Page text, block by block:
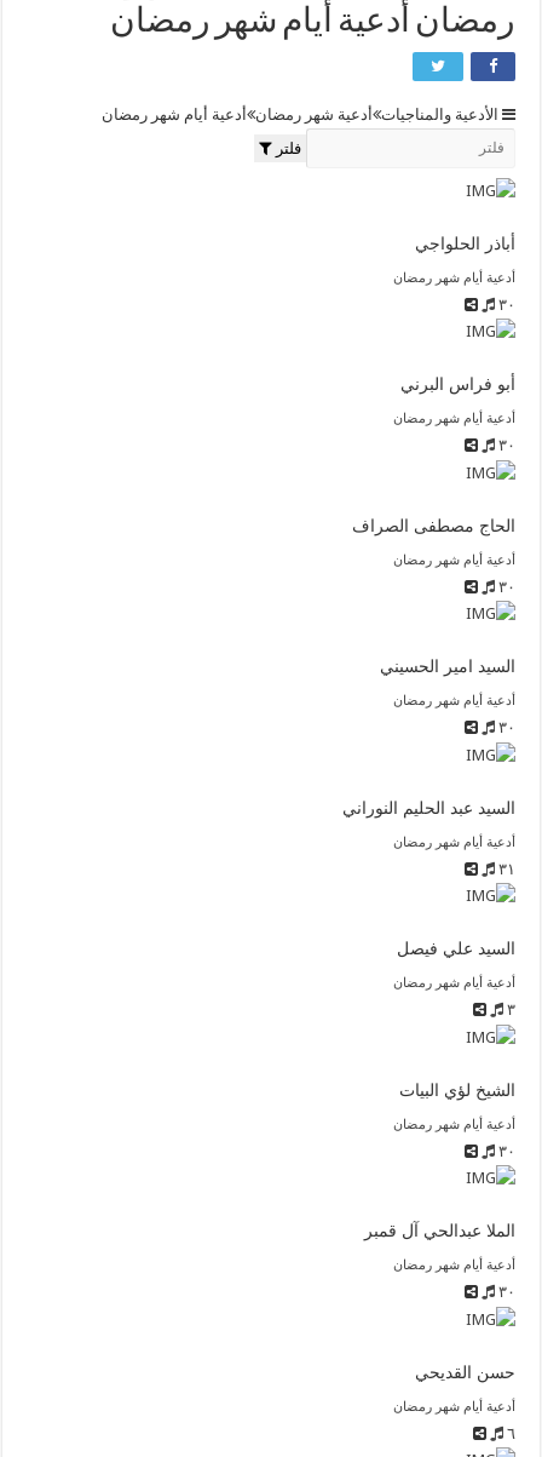
رمضان أدعية أيام شهر رمضان
الأدعية والمناجيات أدعية شهر رمضان أدعية أيام شهر رمضان
فلتر
أباذر الحلواجي
أدعية أيام شهر رمضان
٣٠
أبو فراس البرني
أدعية أيام شهر رمضان
٣٠
الحاج مصطفى الصراف
أدعية أيام شهر رمضان
٣٠
السيد امير الحسيني
أدعية أيام شهر رمضان
٣٠
السيد عبد الحليم النوراني
أدعية أيام شهر رمضان
٣١
السيد علي فيصل
أدعية أيام شهر رمضان
٣
الشيخ لؤي البيات
أدعية أيام شهر رمضان
٣٠
الملا عبدالحي آل قمبر
أدعية أيام شهر رمضان
٣٠
حسن القديحي
أدعية أيام شهر رمضان
٦